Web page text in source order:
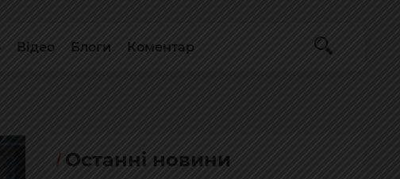
Відео Блоги Коментар
Останні новини